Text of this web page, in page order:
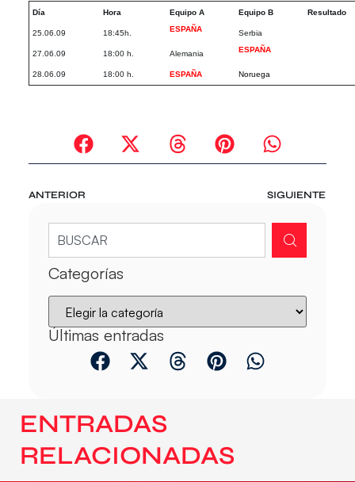
Día Hora Equipo A Equipo B Resultado
25.06.09 18:45h. ESPAÑA Serbia
27.06.09 18:00 h. Alemania ESPAÑA
28.06.09 18:00 h. ESPAÑA Noruega
ANTERIOR SIGUIENTE
Categorías
Últimas entradas
ENTRADAS
RELACIONADAS